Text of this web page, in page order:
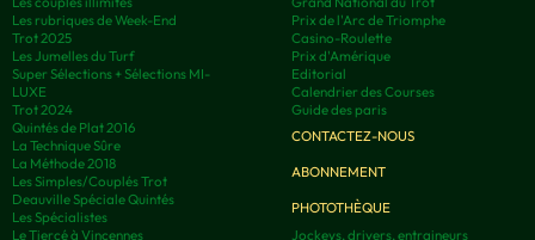
Les rubriques de Week-End
Trot 2025
Les Jumelles du Turf
Super Sélections + Sélections MI-
LUXE
Trot 2024
Quintés de Plat 2016
La Technique Sûre
La Méthode 2018
Les Simples/Couplés Trot
Deauville Spéciale Quintés
Les Spécialistes
Le Tiercé à Vincennes
Prix de l'Arc de Triomphe
Casino-Roulette
Prix d'Amérique
Editorial
Calendrier des Courses
Guide des paris
CONTACTEZ-NOUS
ABONNEMENT
PHOTOTHÈQUE
Jockeys, drivers, entraineurs